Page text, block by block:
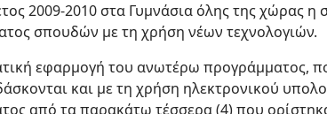
2009-2010 στα Γυμνάσια όλης της χώρας
σπουδών με τη χρήση νέων τεχνολογιών.
εφαρμογή του ανωτέρω προγράμματος,
και με τη χρήση ηλεκτρονικού
από τα παρακάτω τέσσερα (4) που